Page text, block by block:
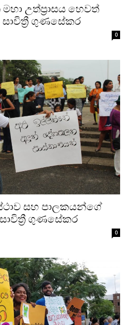
උත්ප්‍රාසය හෙවත්
සාවිත්‍රී ගුණසේකර
0
සහ පාලකයන්ගේ
ගුණසේකර
0